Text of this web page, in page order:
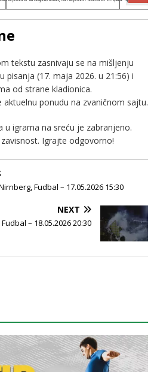
tekstu zasnivaju se na mišljenju
pisanja (17. maja 2026. u 21:56) i
od strane kladionica.
ponudu na zvaničnom sajtu.
igrama na sreću je zabranjeno.
Igrajte odgovorno!
Fudbal – 17.05.2026 15:30
NEXT
– 18.05.2026 20:30